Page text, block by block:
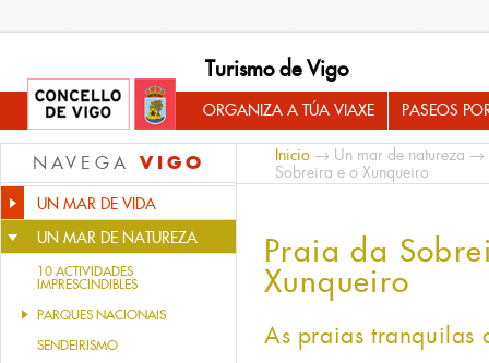
Turismo de Vigo
ORGANIZA A TÚA VIAXE PASEOS
NAVEGA VIGO
UN MAR DE VIDA
UN MAR DE NATUREZA
10 ACTIVIDADES
IMPRESCINDIBLES
PARQUES NACIONAIS
SENDEIRISMO
Inicio → Un mar de natureza →
Sobreira e o Xunqueiro
Praia da
Xunqueiro
As praias tranquilas